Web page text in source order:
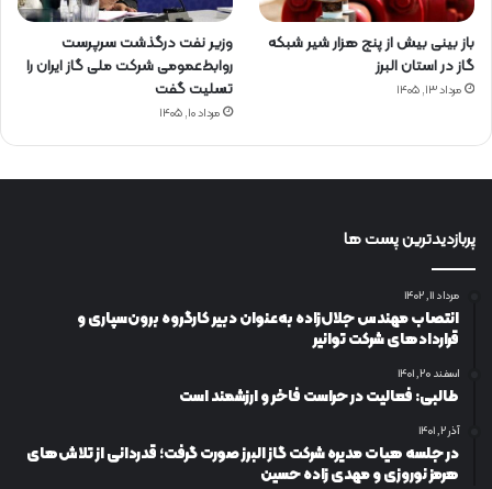
باز بینی بیش از پنج هزار شیر شبکه
گاز در استان البرز
مرداد ۱۳, ۱۴۰۵
وزیر نفت درگذشت سرپرست
روابط‌عمومی شرکت ملی گاز ایران را
تسلیت گفت
مرداد ۱۰, ۱۴۰۵
پربازدیدترین پست ها
مرداد ۱۱, ۱۴۰۲
انتصاب مهندس جلال‌زاده به‌عنوان دبیر كارگروه برون‌سپاری و
قراردادهای شركت توانیر
اسفند ۲۰, ۱۴۰۱
طالبی: فعالیت در حراست فاخر و ارزشمند است
آذر ۲, ۱۴۰۱
در جلسه هیات مدیره شرکت گاز البرز صورت گرفت؛ قدردانی از تلاش‌های
هرمز نوروزی و مهدی زاده حسین